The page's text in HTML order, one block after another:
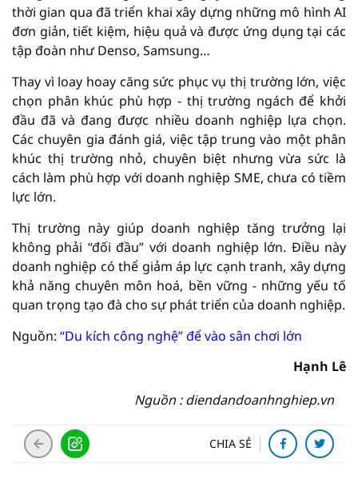
thời gian qua đã triển khai xây dựng những mô hình AI
đơn giản, tiết kiệm, hiệu quả và được ứng dụng tại các
tập đoàn như Denso, Samsung…
Thay vì loay hoay căng sức phục vụ thị trường lớn, việc
chọn phân khúc phù hợp - thị trường ngách để khởi
đầu đã và đang được nhiều doanh nghiệp lựa chọn.
Các chuyên gia đánh giá, việc tập trung vào một phân
khúc thị trường nhỏ, chuyên biệt nhưng vừa sức là
cách làm phù hợp với doanh nghiệp SME, chưa có tiềm
lực lớn.
Thị trường này giúp doanh nghiệp tăng trưởng lại
không phải “đối đầu” với doanh nghiệp lớn. Điều này
doanh nghiệp có thể giảm áp lực cạnh tranh, xây dựng
khả năng chuyên môn hoá, bền vững - những yếu tố
quan trọng tạo đà cho sự phát triển của doanh nghiệp.
Nguồn: “Du kích công nghệ” để vào sân chơi lớn
Hạnh Lê
Nguồn : diendandoanhnghiep.vn
CHIA SẺ